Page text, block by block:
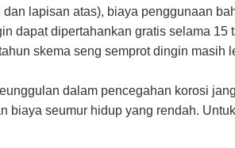
lapisan atas), biaya penggunaan
dapat dipertahankan gratis selama 15
skema seng semprot dingin masih
dalam pencegahan korosi
seumur hidup yang rendah.